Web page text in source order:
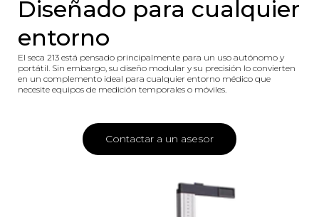
Diseñado para cualquier
entorno
El seca 213 está pensado principalmente para un uso autónomo y
portátil. Sin embargo, su diseño modular y su precisión lo convierten
en un complemento ideal para cualquier entorno médico que
necesite equipos de medición temporales o móviles.
Contactar a un asesor